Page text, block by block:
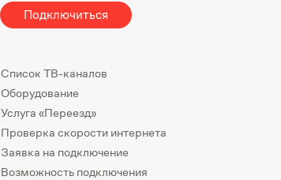
Подключиться
Список ТВ-каналов
Оборудование
Услуга «Переезд»
Проверка скорости интернета
Заявка на подключение
Возможность подключения